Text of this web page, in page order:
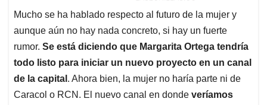
Mucho se ha hablado respecto al futuro de la mujer y
aunque aún no hay nada concreto, si hay un fuerte
rumor. Se está diciendo que Margarita Ortega tendría
todo listo para iniciar un nuevo proyecto en un canal
de la capital . Ahora bien, la mujer no haría parte ni de
Caracol o RCN. El nuevo canal en donde veríamos